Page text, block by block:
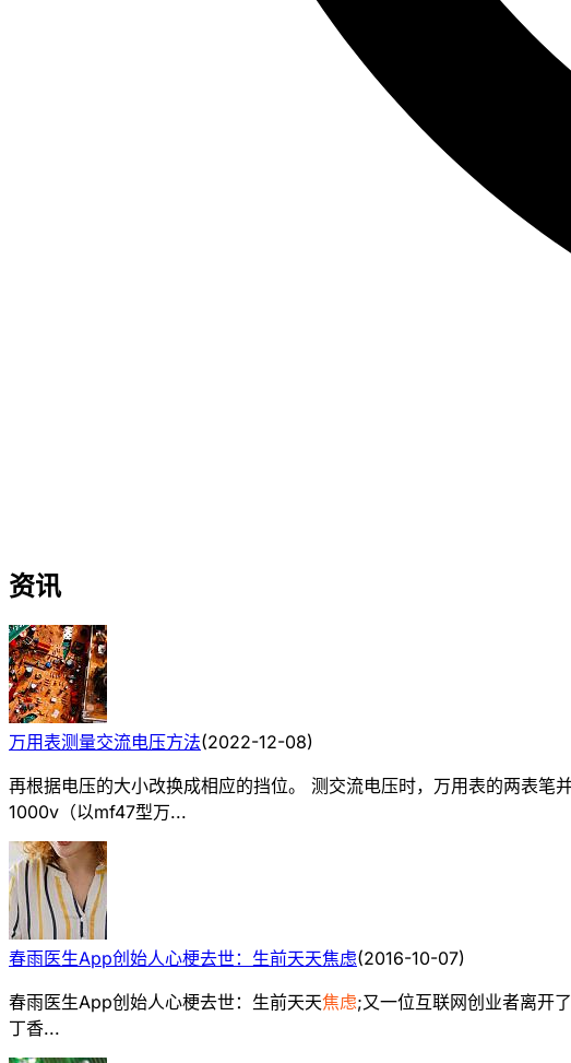
资讯
万用表测量交流电压方法(2022-12-08)
再根据电压的大小改换成相应的挡位。 测交流电压时，万用表的两表笔
1000v（以mf47型万...
春雨医生App创始人心梗去世：生前天天焦虑(2016-10-07)
春雨医生App创始人心梗去世：生前天天焦虑;又一位互联网创业者离开
丁香...